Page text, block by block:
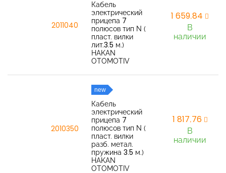
2011040
Кабель
электрический
прицепа 7
полюсов тип N (
пласт. вилки
лит.3.5 м.)
HAKAN
OTOMOTIV
1 659,84
В
наличии
2010350
new
Кабель
электрический
прицепа 7
полюсов тип N (
пласт. вилки
разб. метал.
пружина 3.5 м.)
HAKAN
OTOMOTIV
1 817,76
В
наличии